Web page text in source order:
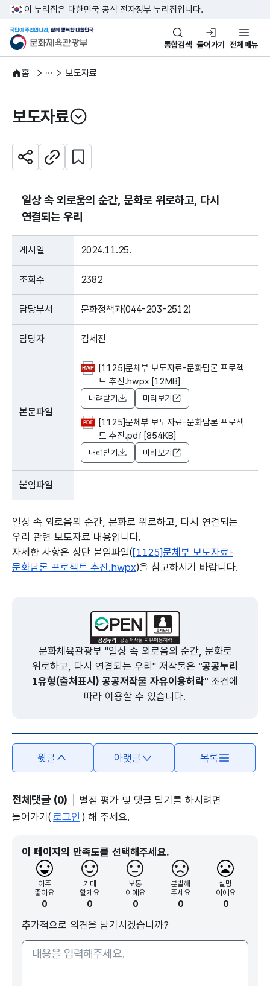
본문 바로가기
주메뉴 바로가기
이 누리집은 대한민국 공식 전자정부 누리집입니다.
문화체육관광부
국민이 주인인 나라, 함께 행복
통합검색 들어가기 전체메뉴
홈
알림·소식
보도·뉴스 보도자료
보도자료
열기
공유하기주소복사
관심 콘텐츠 설정하기
일상 속 외로움의 순간, 문화로 위로하고, 다시
연결되는 우리
게시일 2024.11.25.
조회수 2382
담당부서 문화정책과(044-203-2512)
담당자 김세진
본문파일
[1125]문체부 보도자료-문화담론 프로젝
트 추진.hwpx [12MB]
내려받기 미리보기
[1125]문체부 보도자료-문화담론 프로젝
트 추진.pdf [854KB]
내려받기 미리보기
붙임파일
일상 속 외로움의 순간, 문화로 위로하고, 다시 연결되는
우리 관련 보도자료 내용입니다.
자세한 사항은 상단 붙임파일([1125]문체부 보도자료-
문화담론 프로젝트 추진.hwpx)을 참고하시기 바랍니다.
문화체육관광부 "일상 속 외로움의 순간, 문화로
위로하고, 다시 연결되는 우리" 저작물은 "공공누리
1유형(출처표시) 공공저작물 자유이용허락" 조건에
따라 이용할 수 있습니다.
윗글 아랫글 목록
전체댓글 (0)
별점 평가 및 댓글 달기를 하시려면
들어가기( 로그인 ) 해 주세요.
이 페이지의 만족도를 선택해주세요.
아주
좋아요
0
기대
할게요
0
보통
이에요
0
분발해
주세요
0
실망
이에요
0
추가적으로 의견을 남기시겠습니까?